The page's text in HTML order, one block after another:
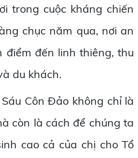
trong cuộc kháng chiến
chục năm qua, nơi an
đến linh thiêng, thu
du khách.
Côn Đảo không chỉ là
còn là cách để chúng ta
cao cả của chị cho Tổ